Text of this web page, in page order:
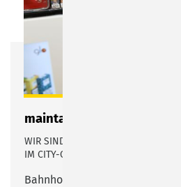
maintabac
WIR SIND DEIN SHOP FÜR TABAK |
IM CITY-CENTER SONNEBERG
Bahnhofstraße 44-48